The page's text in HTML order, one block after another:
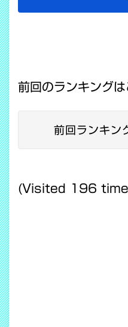
前回のランキングは
前回ランキン
(Visited 196